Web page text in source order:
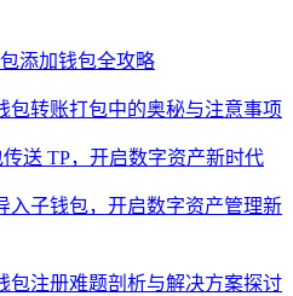
添加钱包全攻略
包转账打包中的奥秘与注意事项
送 TP，开启数字资产新时代
入子钱包，开启数字资产管理新
包注册难题剖析与解决方案探讨